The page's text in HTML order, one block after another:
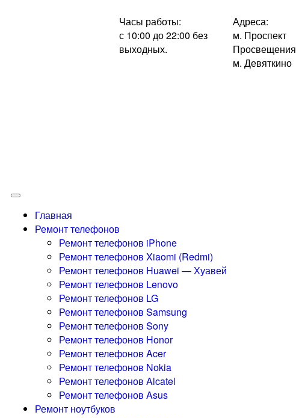
Часы работы:
с 10:00 до 22:00 без
выходных.
Адреса:
м. Проспект
Просвещения
м. Девяткино
Главная
Ремонт телефонов
Ремонт телефонов iPhone
Ремонт телефонов Xiaomi (Redmi)
Ремонт телефонов Huawei — Хуавей
Ремонт телефонов Lenovo
Ремонт телефонов LG
Ремонт телефонов Samsung
Ремонт телефонов Sony
Ремонт телефонов Honor
Ремонт телефонов Acer
Ремонт телефонов Nokia
Ремонт телефонов Alcatel
Ремонт телефонов Asus
Ремонт ноутбуков